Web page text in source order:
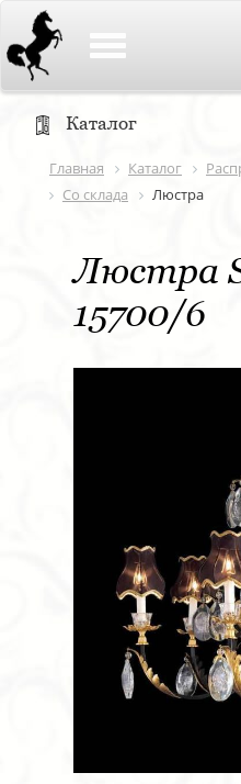
Каталог
Главная Каталог
Со склада
Люстра
Люстра
15700/6